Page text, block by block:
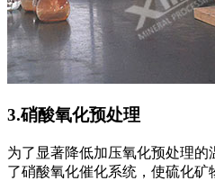
3.硝酸氧化预处理
为了显著降低加压氧化预处理
了硝酸氧化催化系统，使硫化